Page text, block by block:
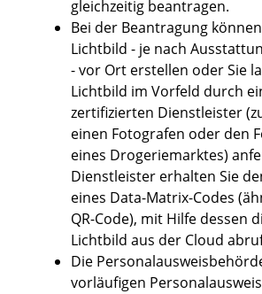
gleichzeitig beantragen.
Bei der Beantragung
Lichtbild - je nach
- vor Ort erstellen oder Sie
Lichtbild im Vorfeld durch
zertifizierten Dienstleister
einen Fotografen oder den
eines Drogeriemarktes)
Dienstleister erhalten Sie
eines Data-Matrix-Codes
QR-Code), mit Hilfe dessen
Lichtbild aus der Cloud
Die
vorläufigen